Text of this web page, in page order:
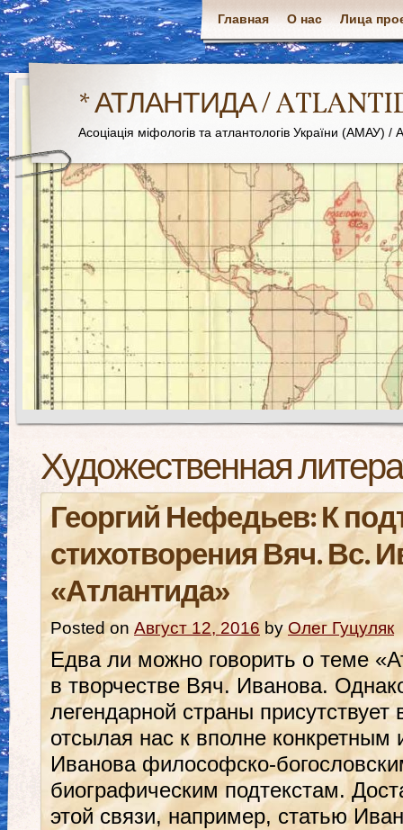
Главная О нас Лица
* АТЛАНТИДА /
Асоціація міфологів та атлантологів України
Художественная
Георгий Нефедьев: К
стихотворения Вяч. Вс.
«Атлантида»
Posted on Август 12, 2016 by Олег Гуцуляк
Едва ли можно говорить о теме
в творчестве Вяч. Иванова.
легендарной страны присутствует
отсылая нас к вполне
Иванова философско-
биографическим подтекстам.
этой связи, например, статью